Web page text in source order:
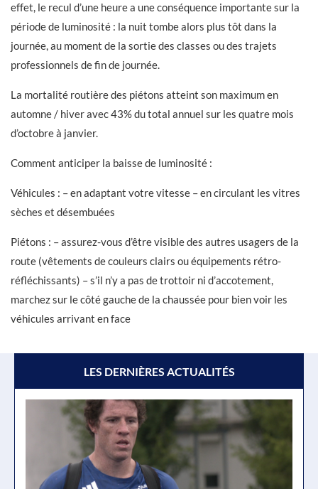
effet, le recul d’une heure a une conséquence importante sur la
période de luminosité : la nuit tombe alors plus tôt dans la
journée, au moment de la sortie des classes ou des trajets
professionnels de fin de journée.
La mortalité routière des piétons atteint son maximum en
automne / hiver avec 43% du total annuel sur les quatre mois
d’octobre à janvier.
Comment anticiper la baisse de luminosité :
Véhicules : – en adaptant votre vitesse – en circulant les vitres
sèches et désembuées
Piétons : – assurez-vous d’être visible des autres usagers de la
route (vêtements de couleurs clairs ou équipements rétro-
réfléchissants) – s’il n’y a pas de trottoir ni d’accotement,
marchez sur le côté gauche de la chaussée pour bien voir les
véhicules arrivant en face
LES DERNIÈRES ACTUALITÉS